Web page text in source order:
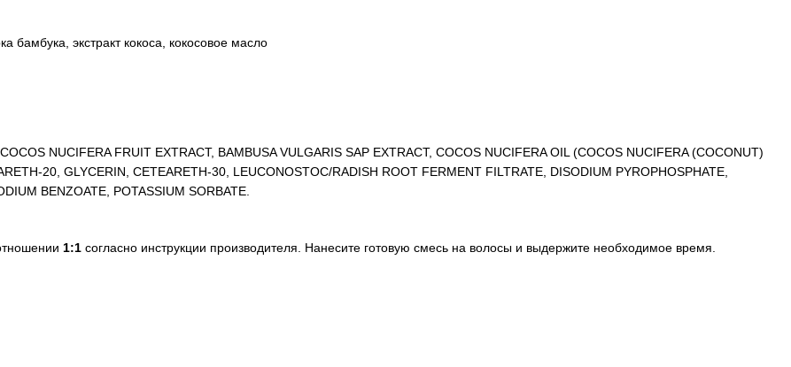
бамбука, экстракт кокоса, кокосовое масло
NUCIFERA FRUIT EXTRACT, BAMBUSA VULGARIS SAP EXTRACT, COCOS NUCIFERA OIL (COCOS NUCIFERA (COCONUT)
20, GLYCERIN, CETEARETH-30, LEUCONOSTOC/RADISH ROOT FERMENT FILTRATE, DISODIUM PYROPHOSPHATE,
BENZOATE, POTASSIUM SORBATE.
1:1 согласно инструкции производителя. Нанесите готовую смесь на волосы и выдержите необходимое время.